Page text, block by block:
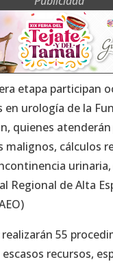
etapa participan
en urología de la
quienes atenderán
malignos, cálculos
Regional de Alta
55
recursos,